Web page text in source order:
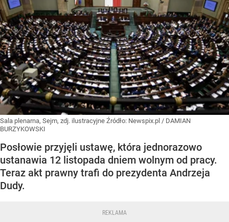
Sala plenarna, Sejm, zdj. ilustracyjne Źródło: Newspix.pl / DAMIAN
BURZYKOWSKI
Posłowie przyjęli ustawę, która jednorazowo
ustanawia 12 listopada dniem wolnym od pracy.
Teraz akt prawny trafi do prezydenta Andrzeja
Dudy.